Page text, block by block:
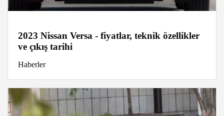
2023 Nissan Versa - fiyatlar, teknik özellikler
ve çıkış tarihi
Haberler